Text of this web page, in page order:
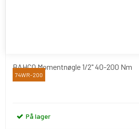
BAHCO Momentnøgle 1/2" 40-200 Nm
Bahco
74WR-200
På lager